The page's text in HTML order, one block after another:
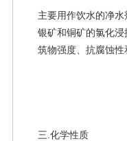
主要用作饮水的净
银矿和铜矿的氯化
筑物强度、抗腐蚀性
三.化学性质